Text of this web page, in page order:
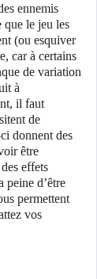
ennemis
que le jeu les
(ou esquiver
car à certains
de variation
à
il faut
de
donnent des
être
effets
peine d’être
permettent
vos